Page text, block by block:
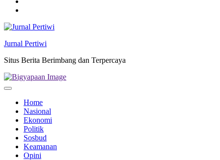
Jurnal Pertiwi
Situs Berita Berimbang dan Terpercaya
Home
Nasional
Ekonomi
Politik
Sosbud
Keamanan
Opini